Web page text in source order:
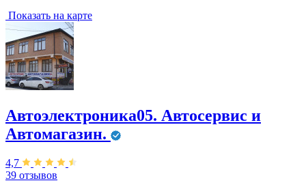
Показать на карте
Автоэлектроника05. Автосервис и
Автомагазин.
4,7
39 отзывов